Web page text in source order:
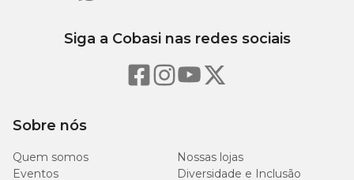
Sobre nós
Quem somos
Nossas lojas
Eventos
Diversidade e Inclusão
Siga a Cobasi nas redes sociais